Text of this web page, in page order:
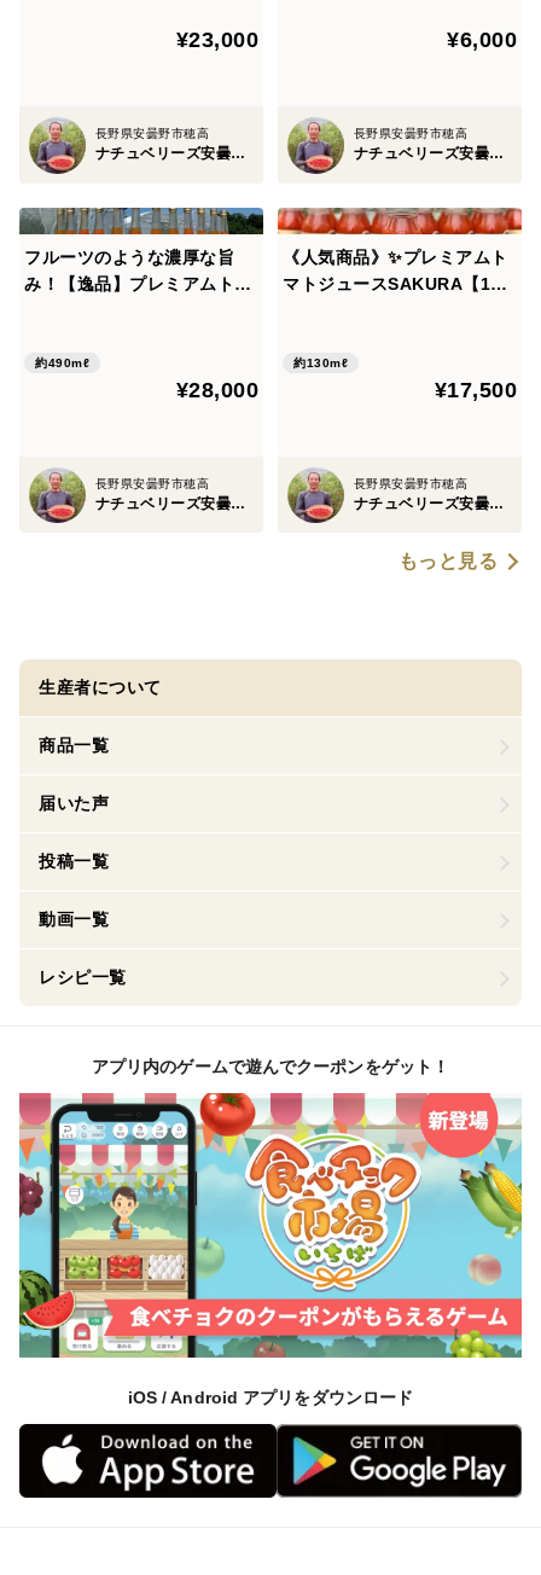
¥23,000
長野県安曇野市穂高
ナチュベリーズ安曇野自然農園
¥6,000
長野県安曇野市穂高
ナチュベリーズ安曇野自然農園
フルーツのような濃厚な旨
み！【逸品】プレミアムトマ
約490mℓ
¥28,000
長野県安曇野市穂高
ナチュベリーズ安曇野自然農園
《人気商品》✨プレミアムト
マトジュースSAKURA【125
約130mℓ
¥17,500
長野県安曇野市穂高
ナチュベリーズ安曇野自然農園
もっと見る
生産者について
商品一覧
届いた声
投稿一覧
動画一覧
レシピ一覧
アプリ内のゲームで遊んでクーポンをゲット！
iOS / Android アプリをダウンロード